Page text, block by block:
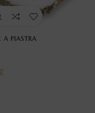
a piastra